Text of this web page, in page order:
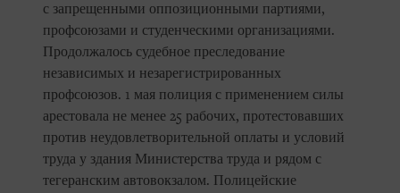
с запрещенными оппозиционными партиями,
профсоюзами и студенческими организациями.
Продолжалось судебное преследование
независимых и незарегистрированных
профсоюзов. 1 мая полиция с применением силы
арестовала не менее 25 рабочих, протестовавших
против неудовлетворительной оплаты и условий
труда у здания Министерства труда и рядом с
тегеранским автовокзалом. Полицейские